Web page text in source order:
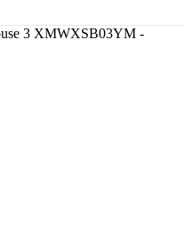
3 XMWXSB03YM -